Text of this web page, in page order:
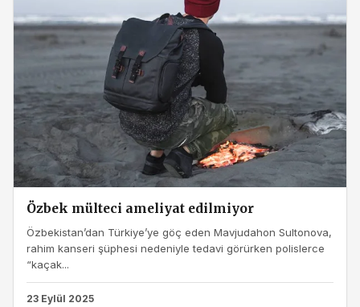
Özbek mülteci ameliyat edilmiyor
Özbekistan’dan Türkiye’ye göç eden Mavjudahon Sultonova,
rahim kanseri şüphesi nedeniyle tedavi görürken polislerce
“kaçak...
23 Eylül 2025